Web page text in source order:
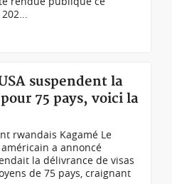
suspendent la
75 pays, voici la
rwandais Kagamé Le
a annoncé
la délivrance de visas
de 75 pays, craignant